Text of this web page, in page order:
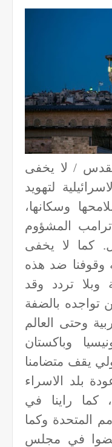
/ لا يخفى
لتهويد
وسكانها،
المشؤوم
كما لا يخفى
وقوفنا ضد هذه
وبلا تردد وقد
تواجده بالضفة
وحتى العالم
وباكستان
يقف متضامنا
بلد الاسراء
كما راينا في
المتحدة وكما
في مجلس